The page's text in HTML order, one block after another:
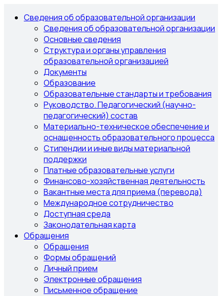
Сведения об образовательной организации
Сведения об образовательной организации
Основные сведения
Структура и органы управления
образовательной организацией
Документы
Образование
Образовательные стандарты и требования
Руководство. Педагогический (научно-
педагогический) состав
Материально-техническое обеспечение и
оснащенность образовательного процесса
Стипендии и иные виды материальной
поддержки
Платные образовательные услуги
Финансово-хозяйственная деятельность
Вакантные места для приема (перевода)
Международное сотрудничество
Доступная среда
Законодательная карта
Обращения
Обращения
Формы обращений
Личный прием
Электронные обращения
Письменное обращение